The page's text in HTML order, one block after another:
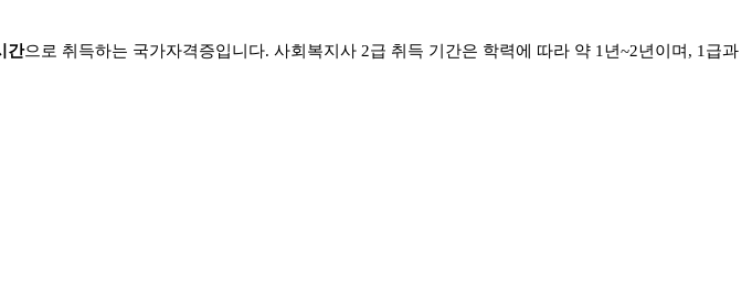
간으로 취득하는 국가자격증입니다. 사회복지사 2급 취득 기간은 학력에 따라 약 1 년~2년이며 , 1 급과